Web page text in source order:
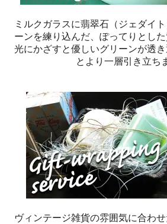
ミルクガラスに翡翠石（ジェダイ
ーンを練り込んだ、ぽってりとした
光にかざすと優しいグリーンが透
とより一層引き立ち
ヴィンテージ雑貨の雰囲気に合わ